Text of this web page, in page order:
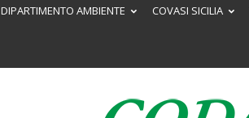
DIPARTIMENTO AMBIENTE COVASI SICILIA